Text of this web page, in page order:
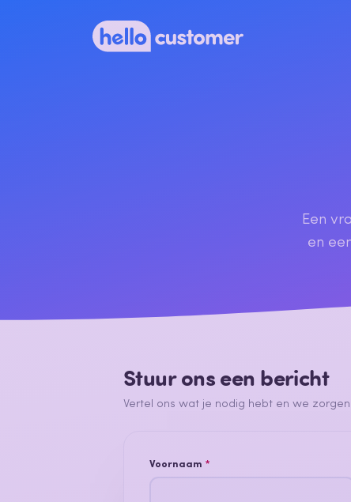
Een
en
Stuur ons een bericht
Vertel ons wat je nodig hebt en we
Voornaam *